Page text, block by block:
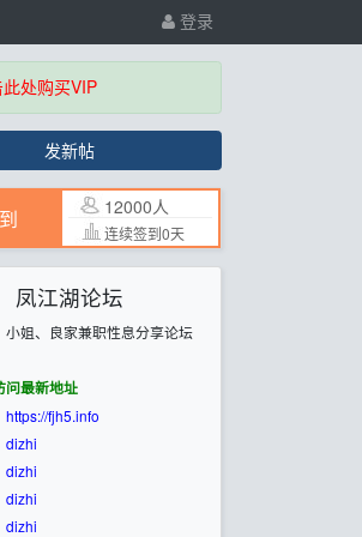
登录
处购买VIP
发新帖
12000人
连续签到0天
凤江湖论坛
小姐、良家兼职性息分享论坛
问最新地址
https://fjh5.info
dizhi
dizhi
dizhi
dizhi